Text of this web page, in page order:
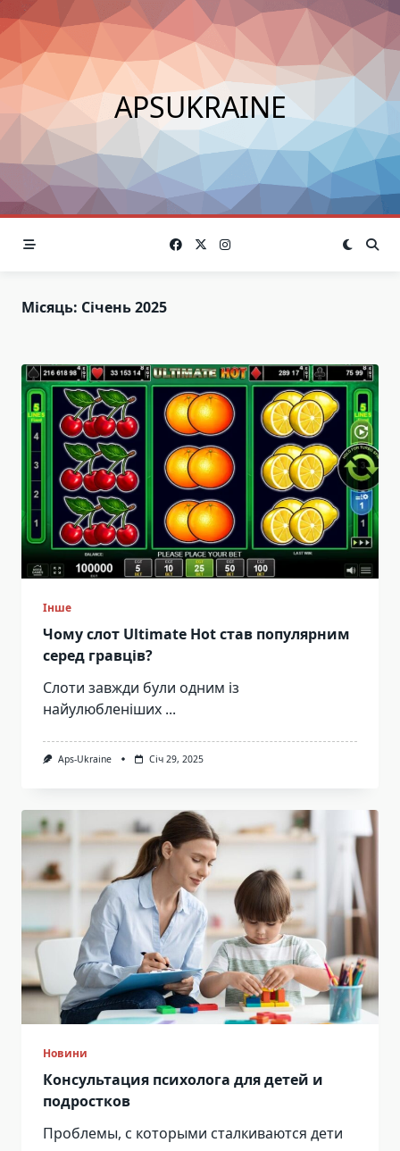
Skip
to
content
APSUKRAINE
Місяць: Січень 2025
Інше
Чому слот Ultimate Hot став популярним
серед гравців?
Слоти завжди були одним із
найулюбленіших ...
Aps-Ukraine Січ 29, 2025
Новини
Консультация психолога для детей и
подростков
Проблемы, с которыми сталкиваются дети